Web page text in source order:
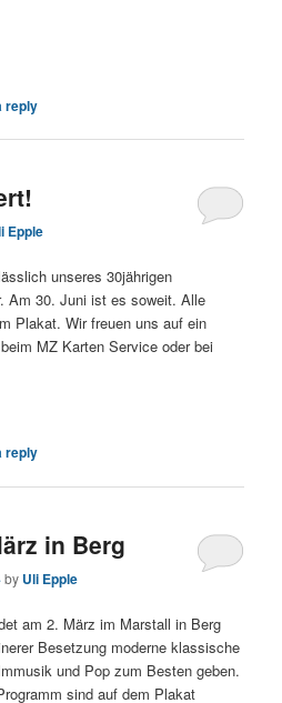
reply
Epple
unseres 30jährigen
Am 30. Juni ist es soweit. Alle
Plakat. Wir freuen uns auf ein
MZ Karten Service oder bei
reply
in Berg
by Uli Epple
am 2. März im Marstall in Berg
Besetzung moderne klassische
und Pop zum Besten geben.
sind auf dem Plakat